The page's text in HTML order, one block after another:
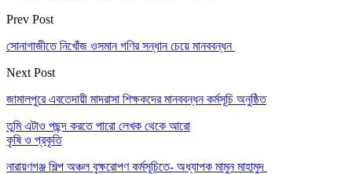
Prev Post
সোনাগাজীতে নিখোঁজ ওসমান গণির সন্ধান চেয়ে মানববন্ধন
Next Post
জামালপুরে এবতেদায়ী মাদরাসা শিক্ষকদের মানববন্ধন কর্মসূচি অনুষ্ঠিত
তুমি এটাও পছন্দ করতে পারো লেখক থেকে আরো
কৃষি ও প্রকৃতি
নারায়ণগঞ্জ শিল্প অঞ্চল বৃক্ষরোপণ কর্মসূচিতে- অধ্যাপক মামুন মাহামুদ